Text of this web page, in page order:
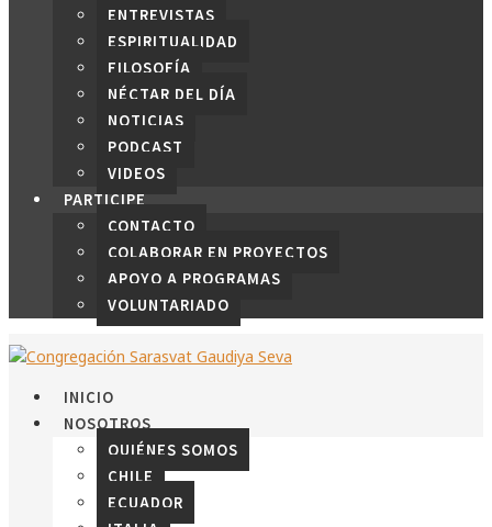
ENTREVISTAS
ESPIRITUALIDAD
FILOSOFÍA
NÉCTAR DEL DÍA
NOTICIAS
PODCAST
VIDEOS
PARTICIPE
CONTACTO
COLABORAR EN PROYECTOS
APOYO A PROGRAMAS
VOLUNTARIADO
INICIO
NOSOTROS
QUIÉNES SOMOS
CHILE
ECUADOR